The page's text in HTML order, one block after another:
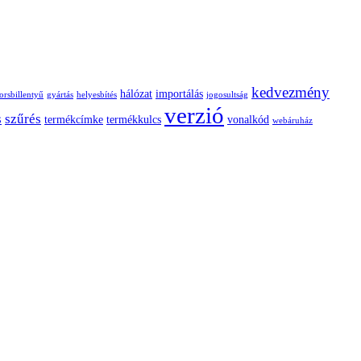
gyártás helyesbítés hálózat importálás jogosultság kedvezmény
szűrés termékcímke termékkulcs verzió vonalkód webáruház